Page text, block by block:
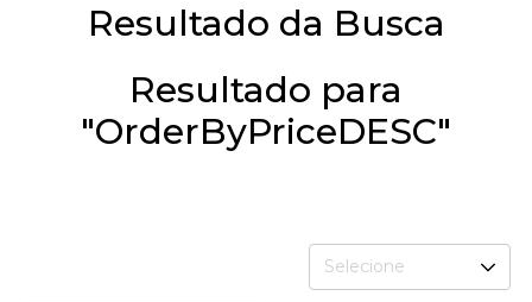
Resultado da Busca
Resultado para
"OrderByPriceDESC"
Selecione